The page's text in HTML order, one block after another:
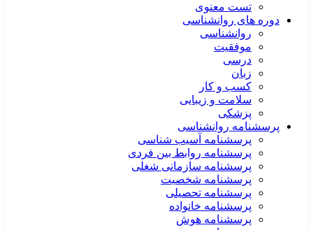
تست معنوی
دوره های روانشناسی
روانشناسی
موفقیت
درسی
زبان
کسب و کار
سلامت و زیبایی
پزشکی
پرسشنامه روانشناسی
پرسشنامه آسیب شناسی
پرسشنامه روابط بین فردی
پرسشنامه سازمانی شغلی
پرسشنامه شخصیت
پرسشنامه تحصیلی
پرسشنامه خانواده
پرسشنامه هوش